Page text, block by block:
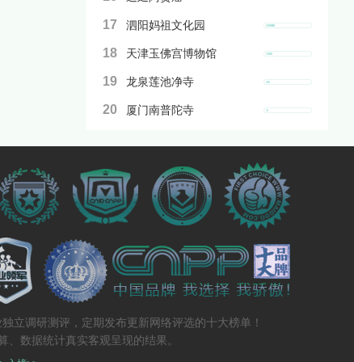
17 泗阳妈祖文化园
18 天津玉佛宫博物馆
19 龙泉莲池净寺
20 厦门南普陀寺
立调研测评，定期发布更新网络评选的十大榜单！
数据统计真实客观呈现的结果。